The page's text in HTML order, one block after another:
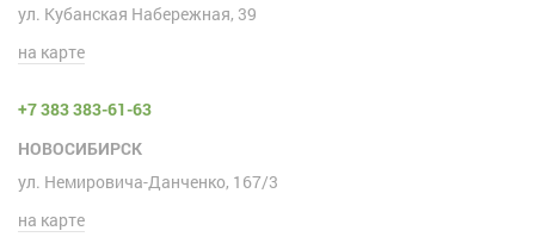
ул. Кубанская Набережная, 39
на карте
+7 383 383-61-63
НОВОСИБИРСК
ул. Немировича-Данченко, 167/3
на карте